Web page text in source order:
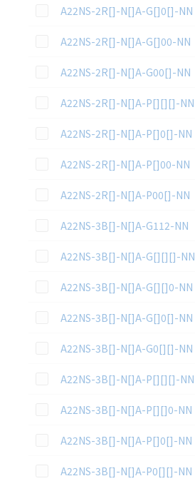
この資料を選択
A22NS-2R[]-N[]A-G[]0[]-NN
この資料を選択
A22NS-2R[]-N[]A-G[]00-NN
この資料を選択
A22NS-2R[]-N[]A-G00[]-NN
この資料を選択
A22NS-2R[]-N[]A-P[][][]-NN
この資料を選択
A22NS-2R[]-N[]A-P[]0[]-NN
この資料を選択
A22NS-2R[]-N[]A-P[]00-NN
この資料を選択
A22NS-2R[]-N[]A-P00[]-NN
この資料を選択
A22NS-3B[]-N[]A-G112-NN
この資料を選択
A22NS-3B[]-N[]A-G[][][]-NN
この資料を選択
A22NS-3B[]-N[]A-G[][]0-NN
この資料を選択
A22NS-3B[]-N[]A-G[]0[]-NN
この資料を選択
A22NS-3B[]-N[]A-G0[][]-NN
この資料を選択
A22NS-3B[]-N[]A-P[][][]-NN
この資料を選択
A22NS-3B[]-N[]A-P[][]0-NN
この資料を選択
A22NS-3B[]-N[]A-P[]0[]-NN
この資料を選択
A22NS-3B[]-N[]A-P0[][]-NN